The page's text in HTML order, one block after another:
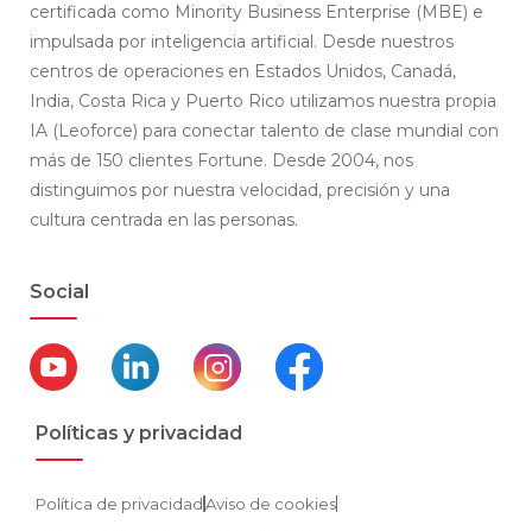
certificada como Minority Business Enterprise (MBE) e
impulsada por inteligencia artificial. Desde nuestros
centros de operaciones en Estados Unidos, Canadá,
India, Costa Rica y Puerto Rico utilizamos nuestra propia
IA (Leoforce) para conectar talento de clase mundial con
más de 150 clientes Fortune. Desde 2004, nos
distinguimos por nuestra velocidad, precisión y una
cultura centrada en las personas.
Social
Políticas y privacidad
Política de privacidadAviso de cookies